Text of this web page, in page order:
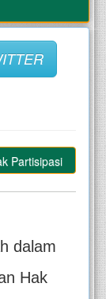
dan
dalam
Hak